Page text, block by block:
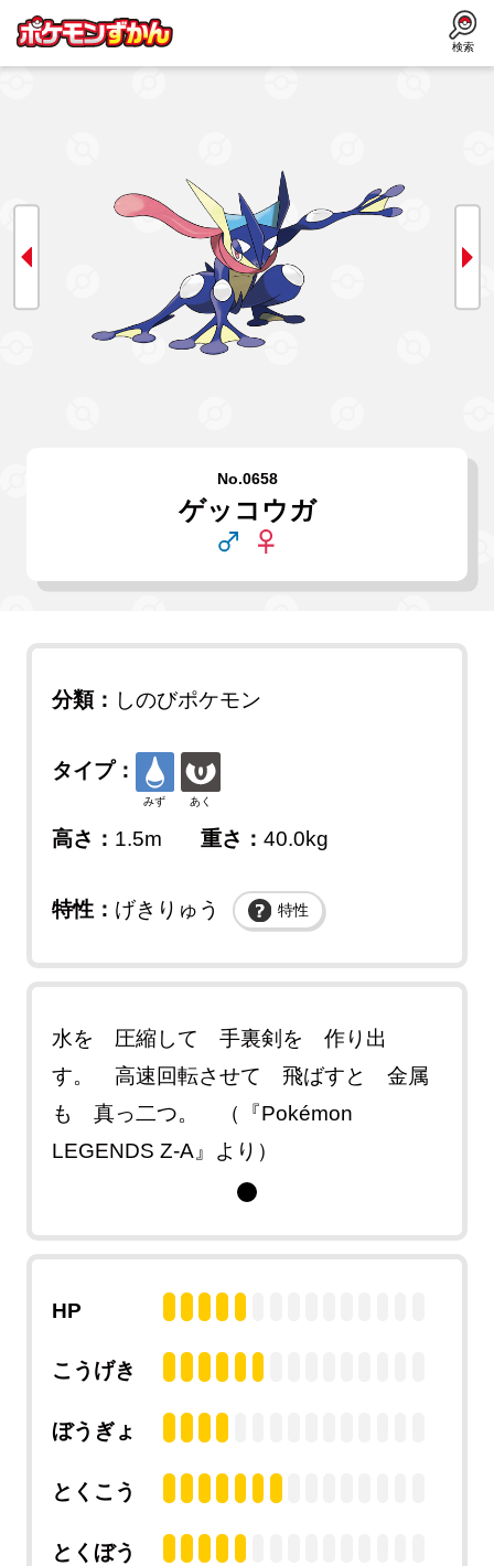
検索
No.0658
ゲッコウガ
分類： しのびポケモン
タイプ：
みず あく
高さ： 1.5m 重さ：40.0kg
特性： げきりゅう 特性
水を 圧縮して 手裏剣を 作り出
す。 高速回転させて 飛ばすと 金属
も 真っ二つ。 （『Pokémon
LEGENDS Z-A』より）
HP
こうげき
ぼうぎょ
とくこう
とくぼう